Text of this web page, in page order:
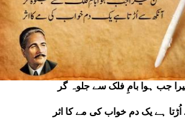
جب ہوا بامِ فلک سے جلوہ گر
اُڑتا ہے یک دم خواب کی مے کا اثر